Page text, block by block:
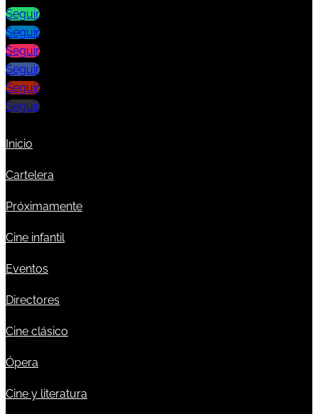
Seguir
Seguir
Seguir
Seguir
Seguir
Seguir
Inicio
Cartelera
Próximamente
Cine infantil
Eventos
Directores
Cine clásico
Ópera
Cine y literatura